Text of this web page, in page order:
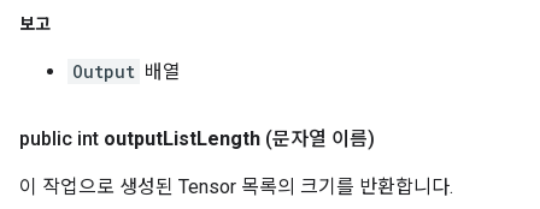
보고
Output 배열
public int outputListLength (문자열 이름)
이 작업으로 생성된 Tensor 목록의 크기를 반환합니다.